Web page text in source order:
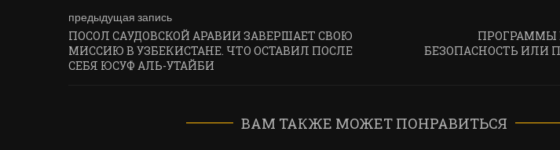
предыдущая запись
ПОСОЛ САУДОВСКОЙ АРАВИИ ЗАВЕРШАЕТ СВОЮ
МИССИЮ В УЗБЕКИСТАНЕ. ЧТО ОСТАВИЛ ПОСЛЕ
СЕБЯ ЮСУФ АЛЬ-УТАЙБИ
ПРОГРАММЫ
БЕЗОПАСНОСТЬ ИЛИ
ВАМ ТАКЖЕ МОЖЕТ ПОНРАВИТЬСЯ